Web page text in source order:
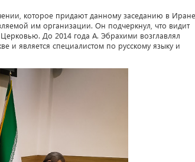
которое придают данному заседанию в
им организации. Он подчеркнул, что видит
До 2014 года А. Эбрахими возглавлял
и является специалистом по русскому языку и